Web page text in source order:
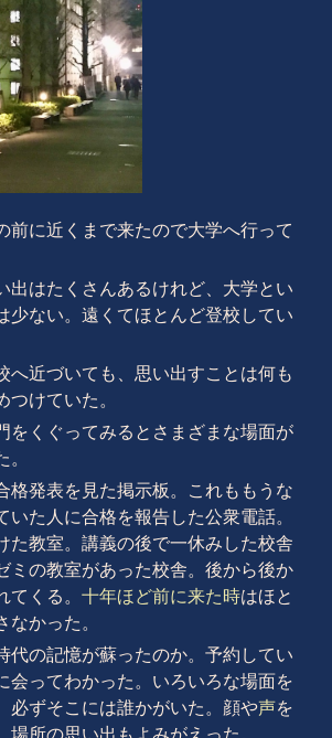
前に近くまで来たので大学へ行って
出はたくさんあるけれど、大学とい
少ない。遠くてほとんど登校してい
へ近づいても、思い出すことは何も
つけていた。
をくぐってみるとさまざまな場面が
格発表を見た掲示板。これももうな
いた人に合格を報告した公衆電話。
た教室。講義の後で一休みした校舎
ミの教室があった校舎。後から後か
てくる。 十年ほど前に来た時はほと
なかった。
代の記憶が蘇ったのか。予約してい
会ってわかった。いろいろな場面を
必ずそこには誰かがいた。顔や声を